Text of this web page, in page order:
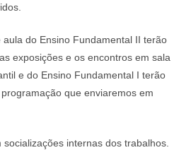
do Ensino Fundamental II terão
exposições e os encontros em sala
e do Ensino Fundamental I terão
que enviaremos em
internas dos trabalhos.